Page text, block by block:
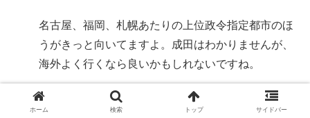
名古屋、福岡、札幌あたりの上位政令指定都市のほ
うがきっと向いてますよ。成田はわかりませんが、
海外よく行くなら良いかもしれないですね。
返信
ホーム 検索 トップ サイドバー